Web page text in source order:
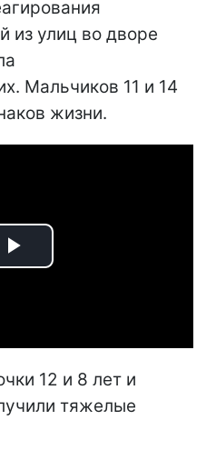
из улиц во дворе
Мальчиков 11 и 14
жизни.
Play
12 и 8 лет и
тяжелые